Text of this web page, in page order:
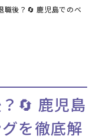
職後？🔄 鹿児島でのベ
🔄 鹿児島
を徹底解